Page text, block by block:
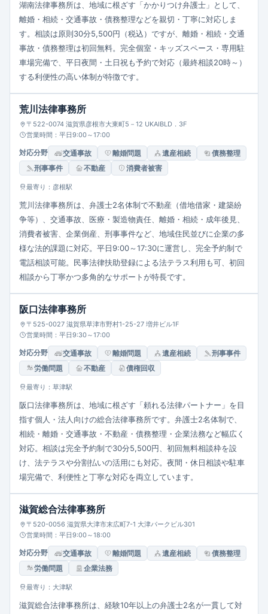
湖南法律事務所は、地域に根ざす「かかりつけ弁護士」として、
離婚・相続・交通事故・債務整理などを親切・丁寧に対応しま
す。相談は原則30分5,500円（税込）ですが、離婚・相続・交通
事故・債務整理は初回無料。完全個室・キッズスペース・専用駐
車場完備で、平日夜間・土日祝も予約で対応（最終相談20時～）
する利便性の高い体制が特徴です。
荒川法律事務所
〒522-0074 滋賀県彦根市大東町5－12 UKAIBLD．3F
営業時間：平日9:00～17:00
対応分野 交通事故 離婚問題 遺産相続
債務整理
刑事事件
不動産 消費者被害
最寄り：彦根駅
荒川法律事務所は、弁護士2名体制で不動産（借地借家・建築紛
争等）、交通事故、医療・製造物責任、離婚・相続・成年後見、
消費者被害、企業倒産、刑事事件など、地域住民並びに企業の多
様な法的課題に対応。平日9:00～17:30に運営し、完全予約制で
電話相談可能。民事法律扶助登録による法テラス利用も可、初回
相談から丁寧かつ多角的なサポートが特長です。
阪口法律事務所
〒525-0027 滋賀県草津市野村1-25-27 増井ビル1F
営業時間：平日9:30～17:00
対応分野 交通事故 離婚問題 遺産相続
刑事事件
労働問題
不動産 債権回収
最寄り：草津駅
阪口法律事務所は、地域に根ざす「頼れる法律パートナー」を目
指す個人・法人向けの総合法律事務所です。弁護士2名体制で、
相続・離婚・交通事故・不動産・債務整理・企業法務など幅広く
対応。相談は完全予約制で30分5,500円、初回無料相談枠を設
け、法テラスや分割払いの活用にも対応。夜間・休日相談や駐車
場完備で、利便性と丁寧な対応を両立しています。
滋賀総合法律事務所
〒520-0056 滋賀県大津市末広町7-1 大津パークビル301
営業時間：平日9:00～18:00
対応分野 交通事故 離婚問題 遺産相続
債務整理
労働問題
企業法務
最寄り：大津駅
滋賀総合法律事務所は、経験10年以上の弁護士2名が一貫して対